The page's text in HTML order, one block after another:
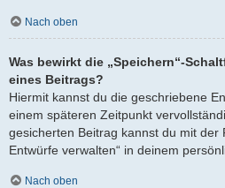
Nach oben
Was bewirkt die „Speichern“-
eines Beitrags?
Hiermit kannst du die geschriebene
einem späteren Zeitpunkt
gesicherten Beitrag kannst du mit der
Entwürfe verwalten“ in deinem
Nach oben